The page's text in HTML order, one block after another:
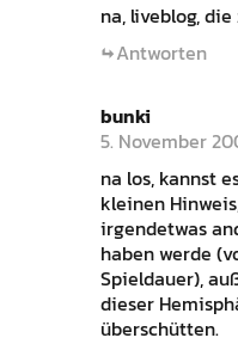
na, liveblog,
Antworten
bunki
5. November
na los, kannst
kleinen
irgendetwas
haben werde
Spieldauer),
dieser
überschütten.